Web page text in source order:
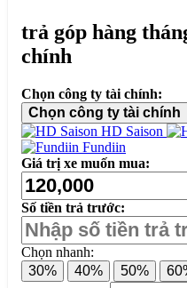
trả góp hàng
chính
Chọn công ty tài chính:
Chọn công ty tài chính
HD Saison
Fundiin
Giá trị xe muốn mua:
Số tiền trả trước:
Chọn nhanh:
30%
40% 50%